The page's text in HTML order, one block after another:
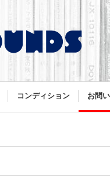
コンディション お問